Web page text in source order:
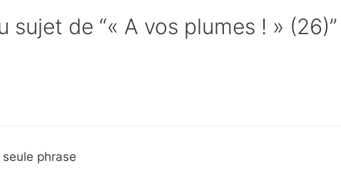
sujet de “« A vos plumes ! » (26)”
seule phrase